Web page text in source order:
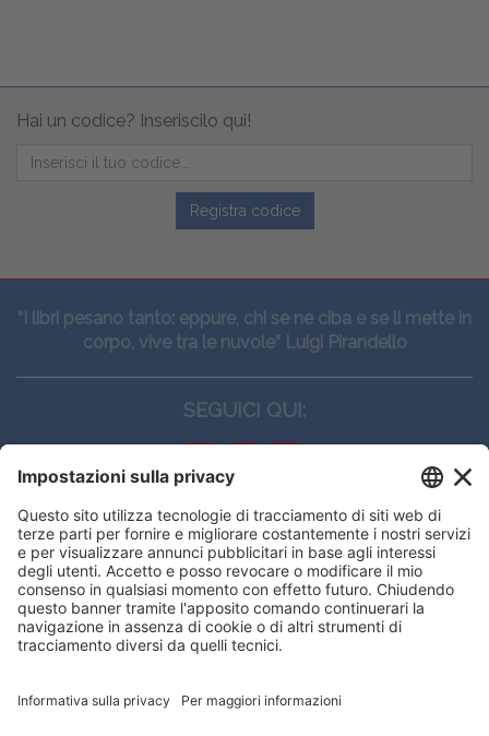
Hai un codice? Inseriscilo qui!
Registra codice
“I libri pesano tanto: eppure, chi se ne ciba e se li mette in
corpo, vive tra le nuvole” Luigi Pirandello
SEGUICI QUI:
CONTATTI
Edi.Ermes srl
Viale E. Forlanini, 21 - 20134, Milano
(+39)027021121
E-mail:eeinfo@eenet.it
ORARI
offrirti la migliore navigazione